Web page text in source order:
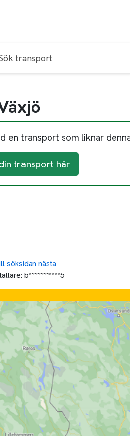
transport
en transport som liknar
transport här
söksidan nästa
b***********5